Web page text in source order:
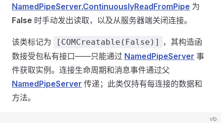
NamedPipeServer.ContinuouslyReadFromPipe 为
False 时手动发出读取，以及从服务器端关闭连接。
该类标记为 [COMCreatable(False)]
，其构造函
数接受包私有接口——只能通过 NamedPipeServer 事
件获取实例。连接生命周期和消息事件通过父
NamedPipeServer 传递；此类仅持有每连接的数据和
方法。
vb